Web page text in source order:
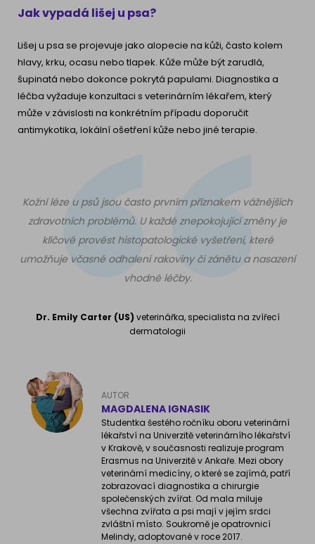
Jak vypadá lišej u psa?
Lišej u psa se projevuje jako alopecie na kůži, často kolem
hlavy, krku, ocasu nebo tlapek. Kůže může být zarudlá,
šupinatá nebo dokonce pokrytá papulami. Diagnostika a
léčba vyžaduje konzultaci s veterinárním lékařem, který
může v závislosti na konkrétním případu doporučit
antimykotika, lokální ošetření kůže nebo jiné terapie.
Kožní léze u psů jsou často prvním příznakem vážnějších
zdravotních problémů. U každé znepokojující změny je
klíčové provést histopatologické vyšetření, které
umožňuje včasné odhalení rakoviny či zánětu a nasazení
vhodné léčby.
Dr. Emily Carter (US) veterinářka, specialista na zvířecí
dermatologii
AUTOR
MAGDALENA IGNASIK
Studentka šestého ročníku oboru veterinární
lékařství na Univerzitě veterinárního lékařství
v Krakově, v současnosti realizuje program
Erasmus na Univerzitě v Ankaře. Mezi obory
veterinární medicíny, o které se zajímá, patří
zobrazovací diagnostika a chirurgie
společenských zvířat. Od mala miluje
všechna zvířata a psi mají v jejím srdci
zvláštní místo. Soukromě je opatrovnicí
Melindy, adoptované v roce 2017.